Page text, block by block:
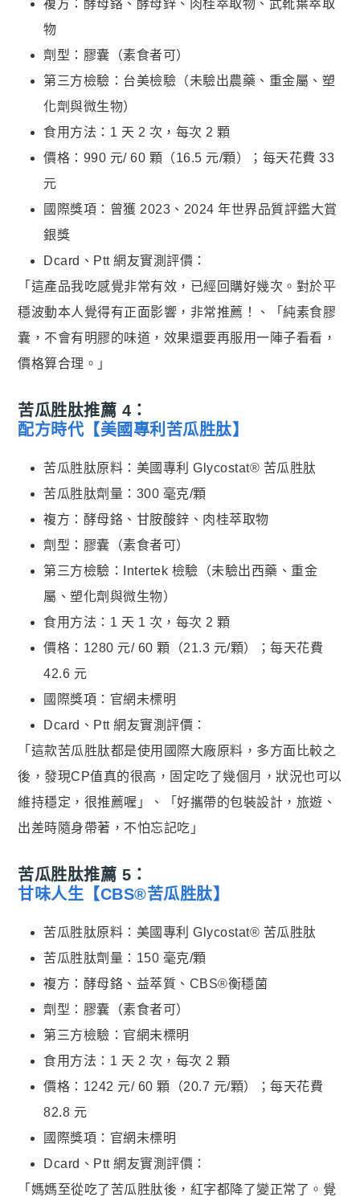
複方：酵母鉻、酵母鋅、肉桂萃取物、武靴葉萃取
物
劑型：膠囊（素食者可）
第三方檢驗：台美檢驗（未驗出農藥、重金屬、塑
化劑與微生物）
食用方法：1 天 2 次，每次 2 顆
價格：990 元/ 60 顆（16.5 元/顆）；每天花費 33
元
國際獎項：曾獲 2023、2024 年世界品質評鑑大賞
銀獎
Dcard、Ptt 網友實測評價：
「這產品我吃感覺非常有效，已經回購好幾次。對於平
穩波動本人覺得有正面影響，非常推薦！、「純素食膠
囊，不會有明膠的味道，效果還要再服用一陣子看看，
價格算合理。」
苦瓜胜肽推薦 4：
配方時代【美國專利苦瓜胜肽】
苦瓜胜肽原料：美國專利 Glycostat® 苦瓜胜肽
苦瓜胜肽劑量：300 毫克/顆
複方：酵母鉻、甘胺酸鋅、肉桂萃取物
劑型：膠囊（素食者可）
第三方檢驗：Intertek 檢驗（未驗出西藥、重金
屬、塑化劑與微生物）
食用方法：1 天 1 次，每次 2 顆
價格：1280 元/ 60 顆（21.3 元/顆）；每天花費
42.6 元
國際獎項：官網未標明
Dcard、Ptt 網友實測評價：
「這款苦瓜胜肽都是使用國際大廠原料，多方面比較之
後，發現CP值真的很高，固定吃了幾個月，狀況也可以
維持穩定，很推薦喔」、「好攜帶的包裝設計，旅遊、
出差時隨身帶著，不怕忘記吃」
苦瓜胜肽推薦 5：
甘味人生【CBS®苦瓜胜肽】
苦瓜胜肽原料：美國專利 Glycostat® 苦瓜胜肽
苦瓜胜肽劑量：150 毫克/顆
複方：酵母鉻、益萃質、CBS®衡穩菌
劑型：膠囊（素食者可）
第三方檢驗：官網未標明
食用方法：1 天 2 次，每次 2 顆
價格：1242 元/ 60 顆（20.7 元/顆）；每天花費
82.8 元
國際獎項：官網未標明
Dcard、Ptt 網友實測評價：
「媽媽至從吃了苦瓜胜肽後，紅字都降了變正常了。覺